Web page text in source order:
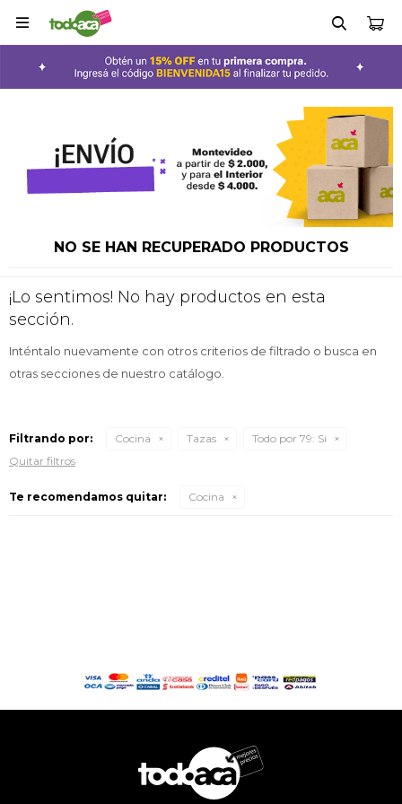

NO SE HAN RECUPERADO PRODUCTOS
¡Lo sentimos! No hay productos en esta
sección.
Inténtalo nuevamente con otros criterios de filtrado o busca en
otras secciones de nuestro catálogo.
Filtrando por: Cocina Tazas Todo por 79: Si
Quitar filtros
Te recomendamos quitar: Cocina